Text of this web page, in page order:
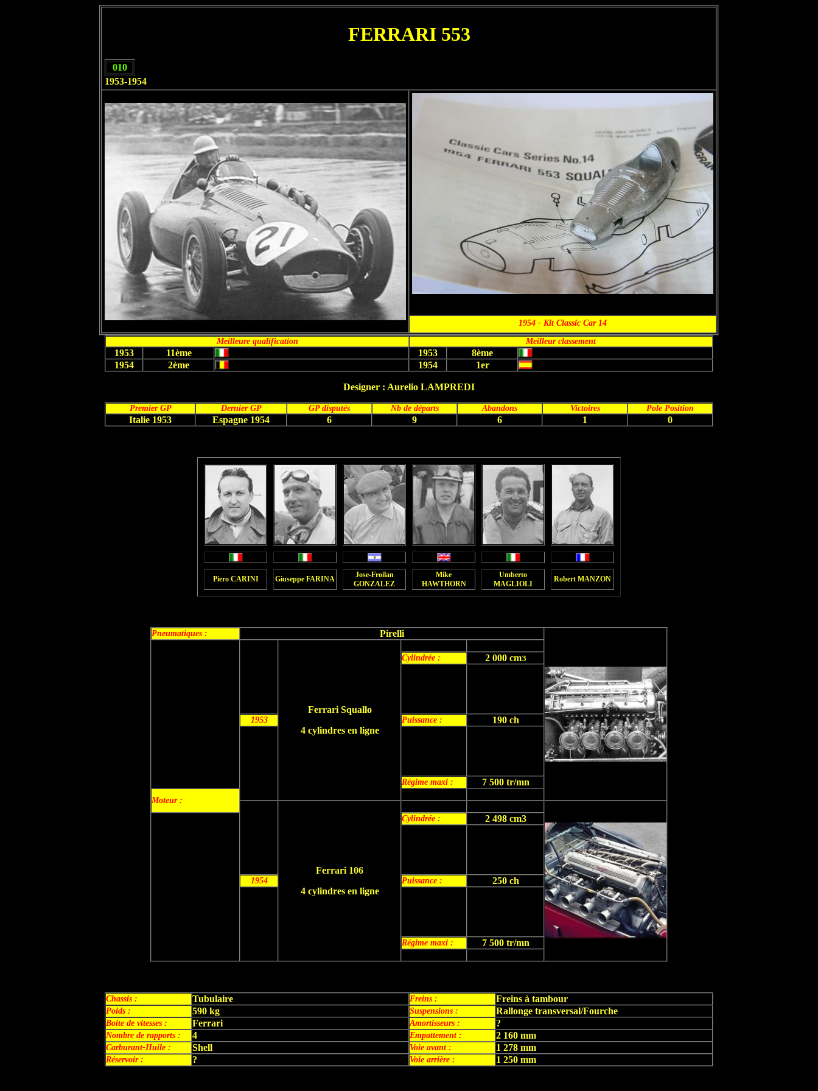
FERRARI 553
010
1953-1954
1954 - Kit Classic Car 14
Meilleure qualification
Meilleur classement
1953 11ème 1953
8ème
1954
2ème 1954 1er
Designer : Aurelio LAMPREDI
Premier GP Dernier GP GP disputés Nb de départs Abandons Victoires Pole Position
Italie 1953 Espagne 1954 6 9 6 1 0
Piero CARINI Giuseppe FARINA
Jose-Froilan
GONZALEZ
Mike
HAWTHORN
Umberto
MAGLIOLI
Robert MANZON
Pneumatiques : Pirelli
Ferrari Squallo
4 cylindres en ligne
Cylindrée : 2 000 cm3
1953 Puissance : 190 ch
Régime maxi : 7 500 tr/mn
Moteur :
Ferrari 106
4 cylindres en ligne
Cylindrée : 2 498 cm3
1954 Puissance : 250 ch
Régime maxi : 7 500 tr/mn
Chassis : Tubulaire Freins : Freins à tambour
Poids : 590 kg Suspensions : Rallonge transversal/Fourche
Boite de vitesses : Ferrari Amortisseurs : ?
Nombre de rapports : 4 Empattement : 2 160 mm
Carburant-Huile : Shell Voie avant : 1 278 mm
Réservoir : ? Voie arrière : 1 250 mm